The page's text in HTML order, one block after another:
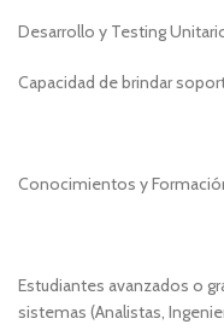
Desarrollo y Testing
Capacidad de brindar
Conocimientos y
Estudiantes avanzados o
sistemas (Analistas,